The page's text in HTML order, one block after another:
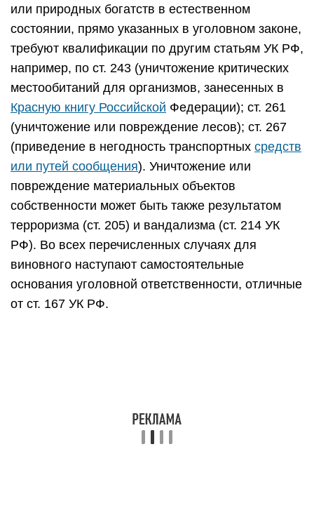
или природных богатств в естественном
состоянии, прямо указанных в уголовном законе,
требуют квалификации по другим статьям УК РФ,
например, по ст. 243 (уничтожение критических
местообитаний для организмов, занесенных в
Красную книгу Российской Федерации); ст. 261
(уничтожение или повреждение лесов); ст. 267
(приведение в негодность транспортных средств
или путей сообщения). Уничтожение или
повреждение материальных объектов
собственности может быть также результатом
терроризма (ст. 205) и вандализма (ст. 214 УК
РФ). Во всех перечисленных случаях для
виновного наступают самостоятельные
основания уголовной ответственности, отличные
от ст. 167 УК РФ.